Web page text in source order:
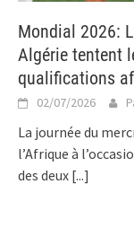
Mondial 2026:
Algérie tentent
qualifications
02/07/2026
La journée du
l’Afrique à
des deux [...]